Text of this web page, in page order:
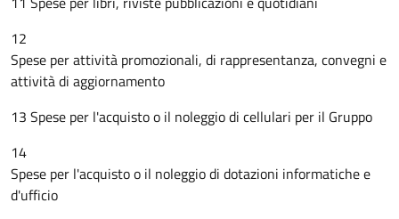
12
Spese per attività promozionali, di rappresentanza, convegni e
attività di aggiornamento
13 Spese per l'acquisto o il noleggio di cellulari per il Gruppo
14
Spese per l'acquisto o il noleggio di dotazioni informatiche e
d'ufficio